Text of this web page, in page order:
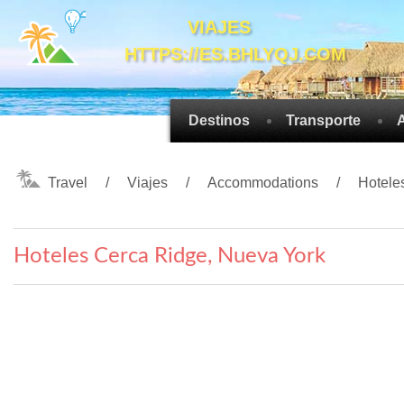
VIAJES
HTTPS://ES.BHLYQJ.COM
Destinos Transporte
Travel Viajes Accommodations
Hoteles Cerca Ridge, Nueva York